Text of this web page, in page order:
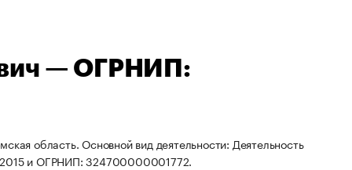
— ОГРНИП:
область. Основной вид деятельности: Деятельность
и ОГРНИП: 324700000001772.